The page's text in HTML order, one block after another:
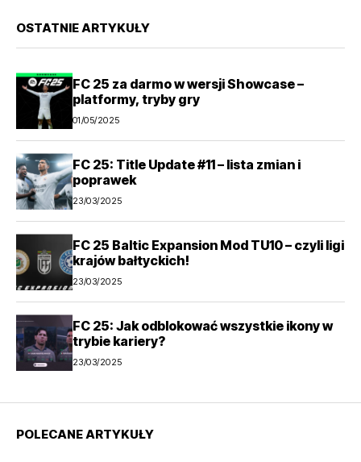
OSTATNIE ARTYKUŁY
FC 25 za darmo w wersji Showcase –
platformy, tryby gry
01/05/2025
FC 25: Title Update #11 – lista zmian i
poprawek
23/03/2025
FC 25 Baltic Expansion Mod TU10 – czyli ligi
krajów bałtyckich!
23/03/2025
FC 25: Jak odblokować wszystkie ikony w
trybie kariery?
23/03/2025
POLECANE ARTYKUŁY